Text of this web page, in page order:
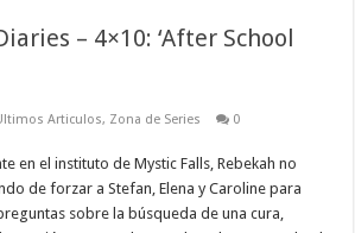
– 4×10: ‘After School
Articulos, Zona de Series 0
en el instituto de Mystic Falls, Rebekah no
de forzar a Stefan, Elena y Caroline para
sobre la búsqueda de una cura,